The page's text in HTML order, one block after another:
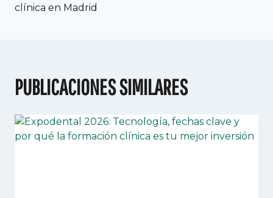
clínica en Madrid
PUBLICACIONES SIMILARES